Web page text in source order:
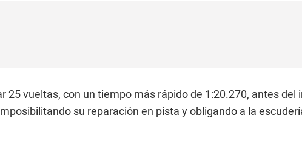
25 vueltas, con un tiempo más rápido de 1:20.270, antes del
su reparación en pista y obligando a la